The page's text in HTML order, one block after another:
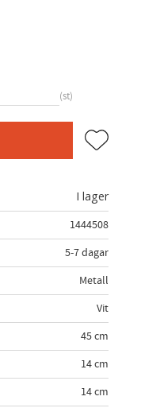
st
Lägg till i
I lager
1444508
5-7 dagar
Metall
Vit
45 cm
14 cm
14 cm